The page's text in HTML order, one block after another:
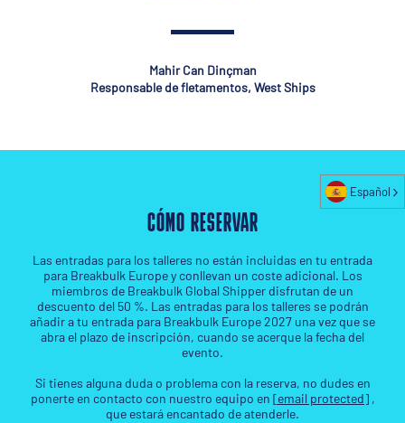
Mahir Can Dinçman
Responsable de fletamentos, West Ships
CÓMO RESERVAR
Las entradas para los talleres no están incluidas en tu entrada
para Breakbulk Europe y conllevan un coste adicional. Los
miembros de Breakbulk Global Shipper disfrutan de un
descuento del 50 %. Las entradas para los talleres se podrán
añadir a tu entrada para Breakbulk Europe 2027 una vez que se
abra el plazo de inscripción, cuando se acerque la fecha del
evento.
Si tienes alguna duda o problema con la reserva, no dudes en
ponerte en contacto con nuestro equipo en [email protected],
que estará encantado de atenderle.
Español